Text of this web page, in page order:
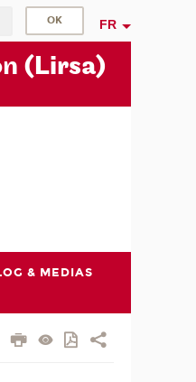
FR
(Lirsa)
& MEDIAS